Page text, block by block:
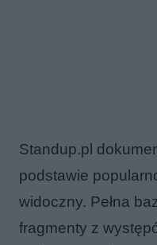
Standup.pl
podstawie
widoczny. Pełna
fragmenty z